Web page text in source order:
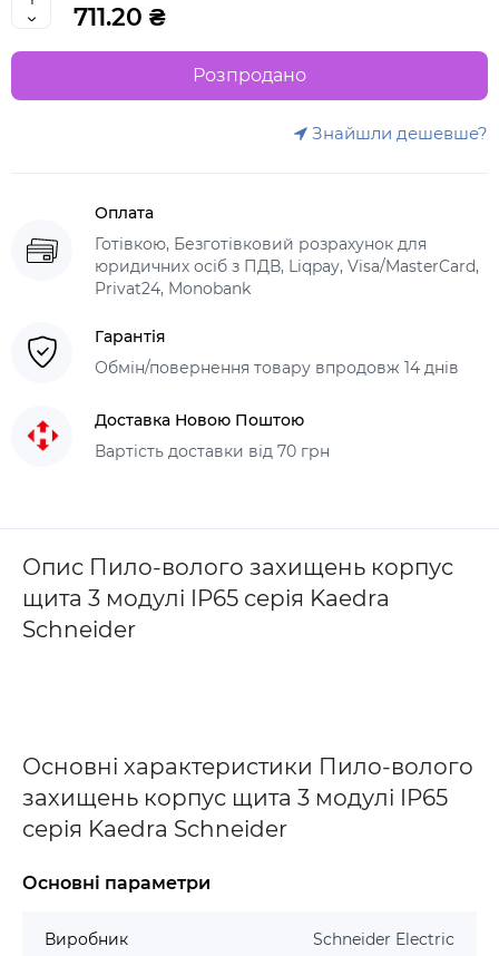
711.20 ₴
Розпродано
Знайшли дешевше?
Оплата
Готівкою, Безготівковий розрахунок для
юридичних осіб з ПДВ, Liqpay, Visa/MasterCard,
Privat24, Monobank
Гарантія
Обмін/повернення товару впродовж 14 днів
Доставка Новою Поштою
Вартість доставки від 70 грн
Опис Пило-волого захищень корпус
щита 3 модулі IP65 серія Kaedra
Schneider
Основні характеристики Пило-волого
захищень корпус щита 3 модулі IP65
серія Kaedra Schneider
Основні параметри
Виробник Schneider Electric